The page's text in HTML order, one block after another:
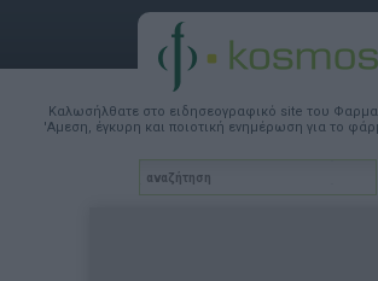
Καλωσήλθατε στο ειδησεογραφικό site του
'Αμεση, έγκυρη και ποιοτική ενημέρωση για το